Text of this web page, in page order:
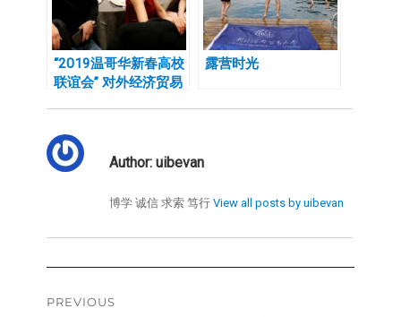
“2019温哥华新春高校
联谊会” 对外经济贸易
露营时光
Author:uibevan
博学 诚信 求索 笃行 View all posts by uibevan
Post
PREVIOUS